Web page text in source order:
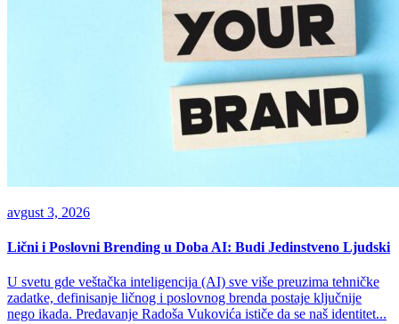
avgust 3, 2026
Lični i Poslovni Brending u Doba AI: Budi Jedinstveno Ljudski
U svetu gde veštačka inteligencija (AI) sve više preuzima tehničke
zadatke, definisanje ličnog i poslovnog brenda postaje ključnije
nego ikada. Predavanje Radoša Vukovića ističe da se naš identitet...